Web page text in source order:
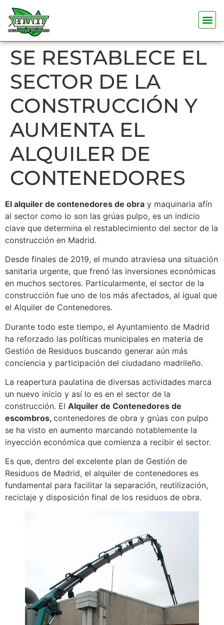
SE RESTABLECE EL
SECTOR DE LA
CONSTRUCCIÓN Y
AUMENTA EL
ALQUILER DE
CONTENEDORES
El alquiler de contenedores de obra y maquinaria afín
al sector como lo son las grúas pulpo, es un indicio
clave que determina el restablecimiento del sector de la
construcción en Madrid.
Desde finales de 2019, el mundo atraviesa una situación
sanitaria urgente, que frenó las inversiones económicas
en muchos sectores. Particularmente, el sector de la
construcción fue uno de los más afectados, al igual que
el Alquiler de Contenedores.
Durante todo este tiempo, el Ayuntamiento de Madrid
ha reforzado las políticas municipales en materia de
Gestión de Residuos buscando generar aún más
conciencia y participación del ciudadano madrileño.
La reapertura paulatina de diversas actividades marca
un nuevo inicio y así lo es en el sector de la
construcción. El Alquiler de Contenedores de
escombros, contenedores de obra y grúas con pulpo
se ha visto en aumento marcando notablemente la
inyección económica que comienza a recibir el sector.
Es que, dentro del excelente plan de Gestión de
Residuos de Madrid, el alquiler de contenedores es
fundamental para facilitar la separación, reutilización,
reciclaje y disposición final de los residuos de obra.